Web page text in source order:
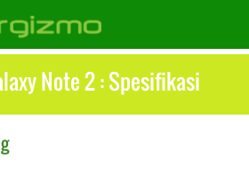
Note 2 : Spesifikasi